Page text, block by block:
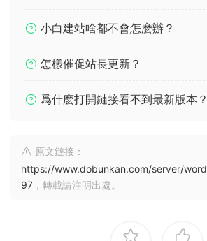
小白建站啥都不會怎麽辦？
怎樣催促站長更新？
爲什麽打開鏈接看不到最新版本？
原文鏈接：
https://www.dobunkan.com/server/
97 ，轉載請注明出處。